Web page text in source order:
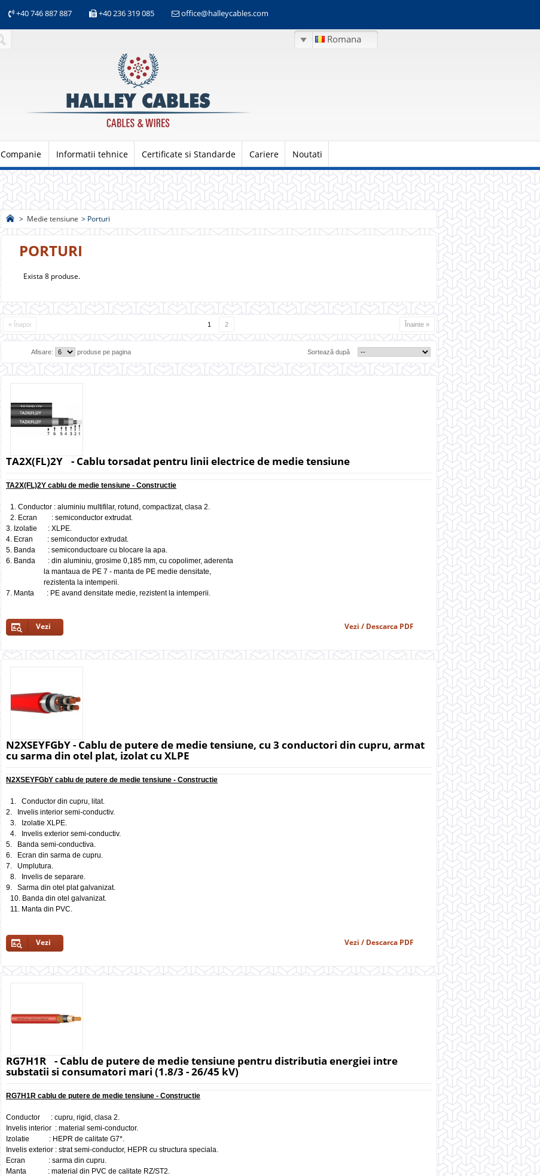
+40 746 887 887 +40 236 319 085 office@halleycables.com
Romana
Companie Informatii tehnice Certificate si Standarde Cariere Noutati
> Medie tensiune > Porturi
PORTURI
Exista 8 produse.
« Înapoi 1 2 Înainte »
Sortează după
Afisare: produse pe pagina
TA2X(FL)2Y - Cablu torsadat pentru linii electrice de medie tensiune
TA2X(FL)2Y cablu de medie tensiune - Constructie
1. Conductor : aluminiu multifilar, rotund, compactizat, clasa 2.
2. Ecran : semiconductor extrudat.
3. Izolatie : XLPE.
4. Ecran : semiconductor extrudat.
5. Banda : semiconductoare cu blocare la apa.
6. Banda : din aluminiu, grosime 0,185 mm, cu copolimer, aderenta
la mantaua de PE 7 - manta de PE medie densitate,
rezistenta la intemperii.
7. Manta : PE avand densitate medie, rezistent la intemperii.
Vezi Vezi / Descarca PDF
N2XSEYFGbY - Cablu de putere de medie tensiune, cu 3 conductori din cupru, armat
cu sarma din otel plat, izolat cu XLPE
N2XSEYFGbY cablu de putere de medie tensiune - Constructie
1. Conductor din cupru, litat.
2. Invelis interior semi-conductiv.
3. Izolatie XLPE.
4. Invelis exterior semi-conductiv.
5. Banda semi-conductiva.
6. Ecran din sarma de cupru.
7. Umplutura.
8. Invelis de separare.
9. Sarma din otel plat galvanizat.
10. Banda din otel galvanizat.
11. Manta din PVC.
Vezi Vezi / Descarca PDF
RG7H1R - Cablu de putere de medie tensiune pentru distributia energiei intre
substatii si consumatori mari (1.8/3 - 26/45 kV)
RG7H1R cablu de putere de medie tensiune - Constructie
Conductor : cupru, rigid, clasa 2.
Invelis interior : material semi-conductor.
Izolatie : HEPR de calitate G7*.
Invelis exterior : strat semi-conductor, HEPR cu structura speciala.
Ecran : sarma din cupru.
Manta : material din PVC de calitate RZ/ST2.